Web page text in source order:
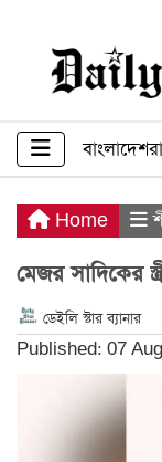
বাংলাদেশ
Home
মেজর সাদিকের
ডেইলি স্টার ব্যানার
Published: 07